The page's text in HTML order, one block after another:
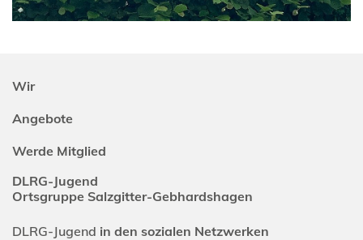
Wir
Angebote
Werde Mitglied
DLRG-Jugend
Ortsgruppe Salzgitter-Gebhardshagen
DLRG-Jugend in den sozialen Netzwerken